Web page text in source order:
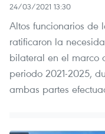
24/03/2021 13:30
Altos funcionarios de
ratificaron la
bilateral en el marco
periodo 2021-2025,
ambas partes